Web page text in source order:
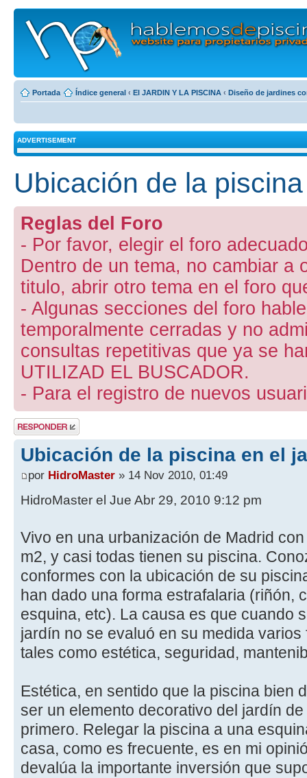
Portada Índice general ‹ El JARDIN Y LA PISCINA ‹ Diseño de jardines
ADVERTISEMENT
Ubicación de la
Reglas del Foro
- Por favor, elegir el foro
Dentro de un tema, no cambiar a
titulo, abrir otro tema en el foro
- Algunas secciones del foro
temporalmente cerradas y no
consultas repetitivas que ya se
UTILIZAD EL BUSCADOR.
- Para el registro de nuevos
Publicar una
respuesta
Ubicación de la piscina en el
por HidroMaster » 14 Nov 2010, 01:49
HidroMaster el Jue Abr 29, 2010 9:12 pm
Vivo en una urbanización de Madrid
m2, y casi todas tienen su piscina.
conformes con la ubicación de su
han dado una forma estrafalaria (riñón,
esquina, etc). La causa es que cuando
jardín no se evaluó en su medida
tales como estética, seguridad,
Estética, en sentido que la piscina bien
ser un elemento decorativo del jardín
primero. Relegar la piscina a una
casa, como es frecuente, es en mi
devalúa la importante inversión que